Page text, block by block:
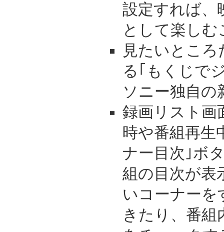
設定すれば、
として楽し
見たいとこ
る｢もくじで
ソニー独自の
録画リスト画
時や番組再生
ナー目次｣ボ
組の目次が表
いコーナーを
きたり、番組